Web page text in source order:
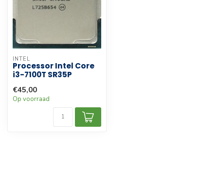
INTEL
Processor Intel Core
i3-7100T SR35P
€45,00
Op voorraad